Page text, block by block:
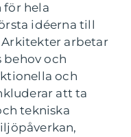
för hela
idéerna till
arbetar
behov och
och
att ta
tekniska